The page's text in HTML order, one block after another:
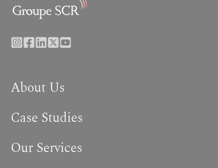
About Us
Case Studies
Our Services